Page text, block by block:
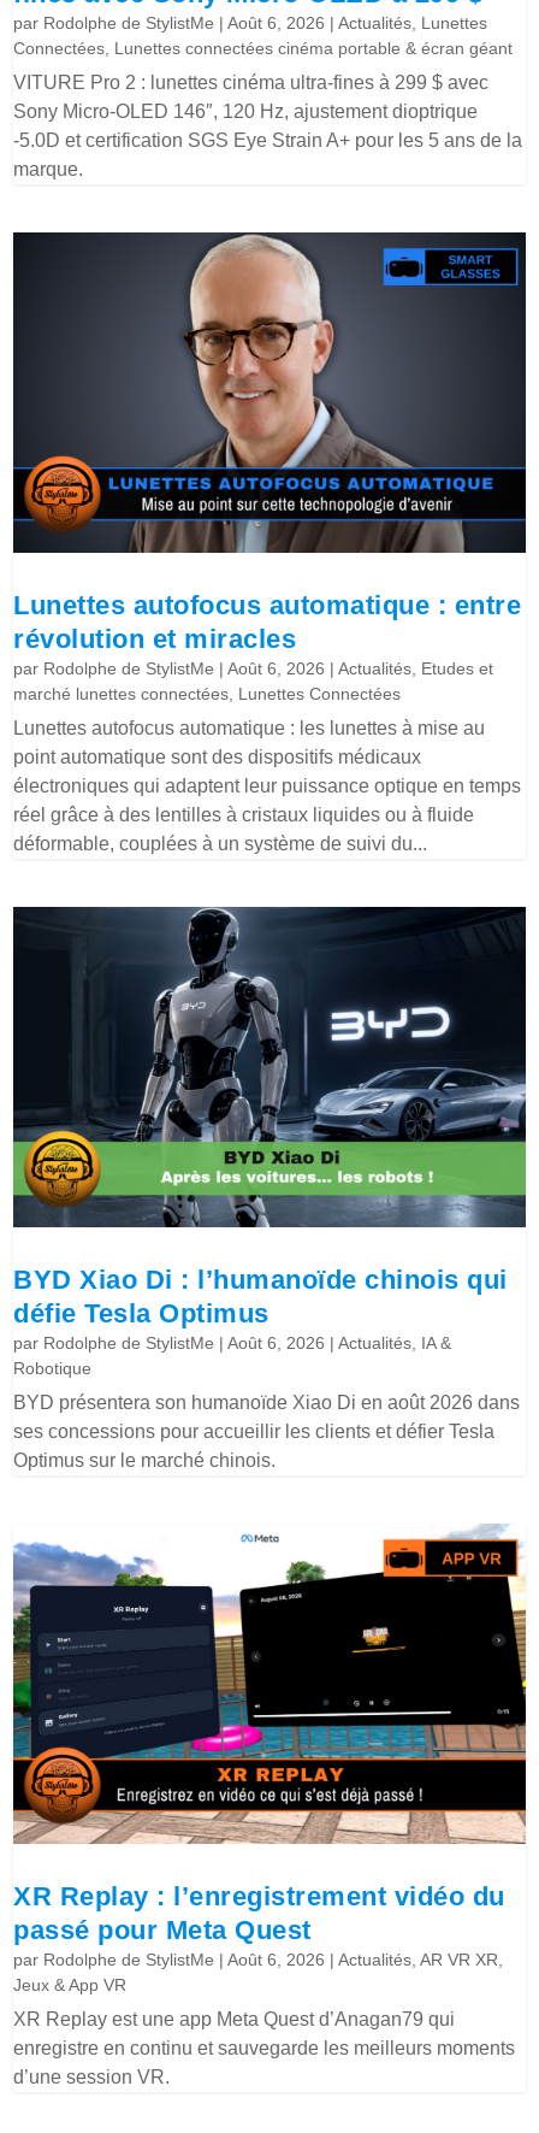
par Rodolphe de StylistMe |Août 6, 2026 |Actualités Lunettes
Connectées Lunettes connectées cinéma portable & écran géant
VITURE Pro 2 : lunettes cinéma ultra-fines à 299 $ avec
Sony Micro-OLED 146″, 120 Hz, ajustement dioptrique
-5.0D et certification SGS Eye Strain A+ pour les 5 ans de la
marque.
Lunettes autofocus automatique : entre
révolution et miracles
par Rodolphe de StylistMe |Août 6, 2026 |Actualités Etudes et
marché lunettes connectées Lunettes Connectées
Lunettes autofocus automatique : les lunettes à mise au
point automatique sont des dispositifs médicaux
électroniques qui adaptent leur puissance optique en temps
réel grâce à des lentilles à cristaux liquides ou à fluide
déformable, couplées à un système de suivi du...
BYD Xiao Di : l’humanoïde chinois qui
défie Tesla Optimus
par Rodolphe de StylistMe |Août 6, 2026 |Actualités IA &
Robotique
BYD présentera son humanoïde Xiao Di en août 2026 dans
ses concessions pour accueillir les clients et défier Tesla
Optimus sur le marché chinois.
XR Replay : l’enregistrement vidéo du
passé pour Meta Quest
par Rodolphe de StylistMe |Août 6, 2026 |Actualités ,AR VR XR
Jeux & App VR
XR Replay est une app Meta Quest d’Anagan79 qui
enregistre en continu et sauvegarde les meilleurs moments
d’une session VR.